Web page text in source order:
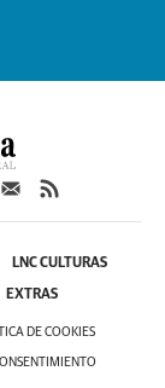
LNC CULTURAS
EXTRAS
DE COOKIES